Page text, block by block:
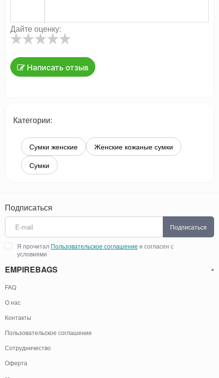
Дайте оценку:
Написать отзыв
Категории:
Сумки женские
Женские кожаные сумки
Сумки
Подписаться
Подписаться
Я прочитал Пользовательское соглашение и согласен с
условиями
EMPIREBAGS
FAQ
О нас
Контакты
Пользовательское соглашение
Сотрудничество
Оферта